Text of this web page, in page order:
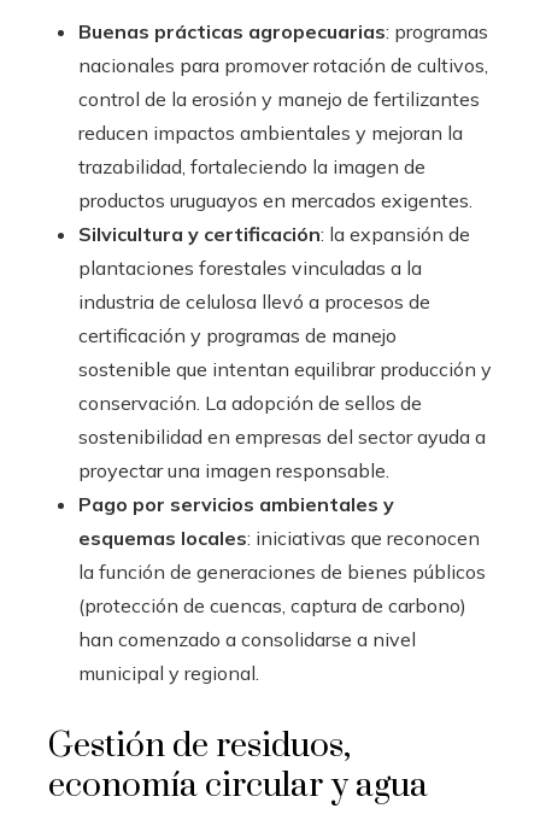
Buenas prácticas agropecuarias: programas
nacionales para promover rotación de cultivos,
control de la erosión y manejo de fertilizantes
reducen impactos ambientales y mejoran la
trazabilidad, fortaleciendo la imagen de
productos uruguayos en mercados exigentes.
Silvicultura y certificación: la expansión de
plantaciones forestales vinculadas a la
industria de celulosa llevó a procesos de
certificación y programas de manejo
sostenible que intentan equilibrar producción y
conservación. La adopción de sellos de
sostenibilidad en empresas del sector ayuda a
proyectar una imagen responsable.
Pago por servicios ambientales y
esquemas locales: iniciativas que reconocen
la función de generaciones de bienes públicos
(protección de cuencas, captura de carbono)
han comenzado a consolidarse a nivel
municipal y regional.
Gestión de residuos,
economía circular y agua